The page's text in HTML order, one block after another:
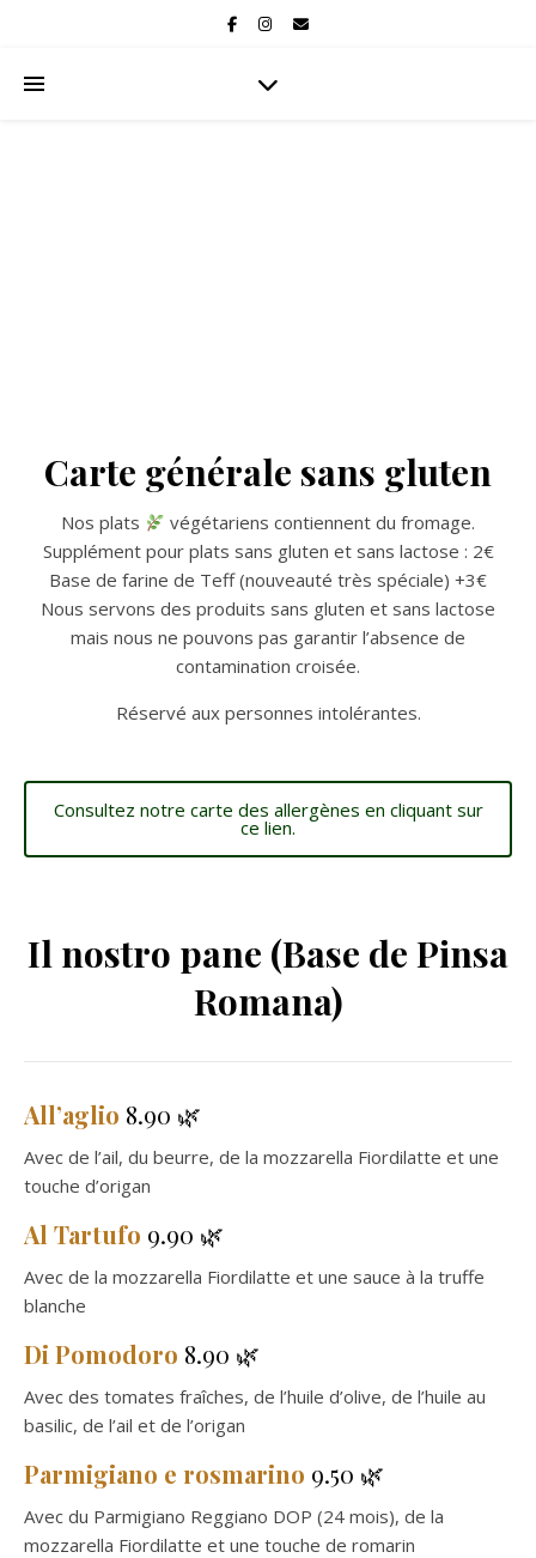
Carte générale sans gluten
Nos plats
végétariens contiennent du fromage.
Supplément pour plats sans gluten et sans lactose : 2€
Base de farine de Teff (nouveauté très spéciale) +3€
Nous servons des produits sans gluten et sans lactose
mais nous ne pouvons pas garantir l’absence de
contamination croisée.
Réservé aux personnes intolérantes.
Consultez notre carte des allergènes en cliquant sur
ce lien.
Il nostro pane (Base de Pinsa
Romana)
All’aglio 8.90 🌿
Avec de l’ail, du beurre, de la mozzarella Fiordilatte et une
touche d’origan
Al Tartufo 9.90 🌿
Avec de la mozzarella Fiordilatte et une sauce à la truffe
blanche
Di Pomodoro 8.90 🌿
Avec des tomates fraîches, de l’huile d’olive, de l’huile au
basilic, de l’ail et de l’origan
Parmigiano e rosmarino 9.50 🌿
Avec du Parmigiano Reggiano DOP (24 mois), de la
mozzarella Fiordilatte et une touche de romarin